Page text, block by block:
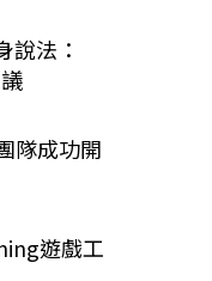
說法：
隊成功開
遊戲工